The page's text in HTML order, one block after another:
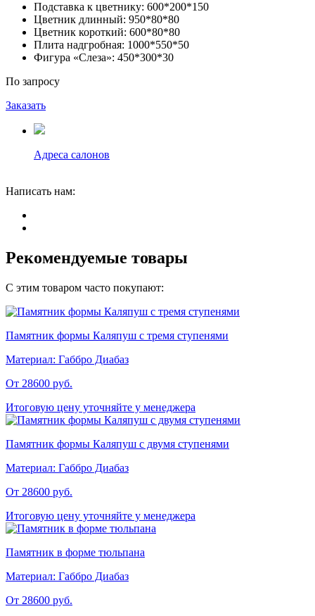
Подставка к цветнику: 600*200*150
Цветник длинный: 950*80*80
Цветник короткий: 600*80*80
Плита надгробная: 1000*550*50
Фигура «Слеза»: 450*300*30
По запросу
Заказать
Адреса салонов
Написать нам:
Рекомендуемые товары
С этим товаром часто покупают:
Памятник формы Каляпуш с тремя ступенями
Материал: Габбро Диабаз
От 28600 руб.
Итоговую цену уточняйте у менеджера
Памятник формы Каляпуш с двумя ступенями
Материал: Габбро Диабаз
От 28600 руб.
Итоговую цену уточняйте у менеджера
Памятник в форме тюльпана
Материал: Габбро Диабаз
От 28600 руб.